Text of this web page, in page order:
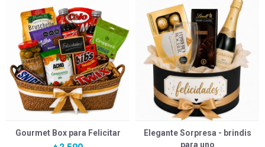
Gourmet Box para Felicitar
Elegante Sorpresa - brindis
para uno